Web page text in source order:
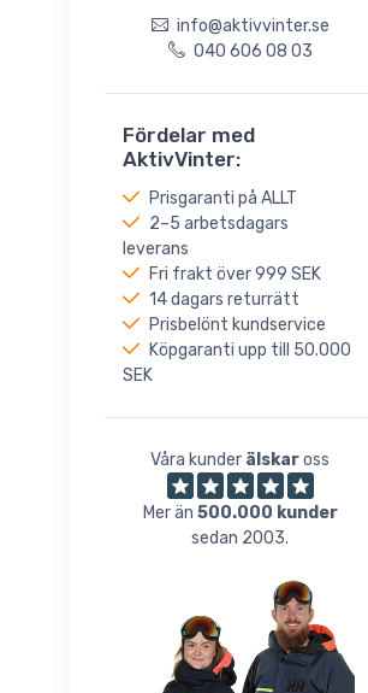
5mm
info@aktivvinter.se
040 606 08 03
Fördelar med
AktivVinter:
Prisgaranti på ALLT
2–5 arbetsdagars
leverans
Fri frakt över 999 SEK
14 dagars returrätt
Prisbelönt kundservice
Köpgaranti upp till 50.000
SEK
Våra kunder älskaross
Mer än 500.000 kunder
sedan 2003.